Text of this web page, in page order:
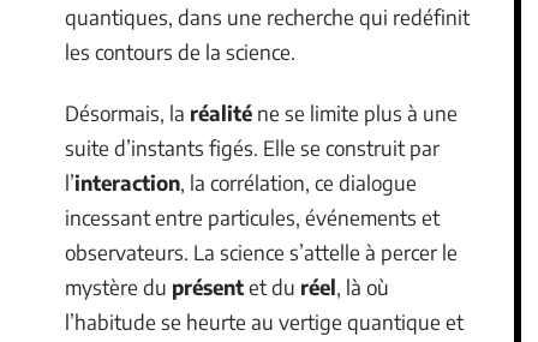
quantiques, dans une recherche qui redéfinit
les contours de la science.
Désormais, la réalité ne se limite plus à une
suite d’instants figés. Elle se construit par
l’interaction, la corrélation, ce dialogue
incessant entre particules, événements et
observateurs. La science s’attelle à percer le
mystère du présentet du réel, là où
l’habitude se heurte au vertige quantique et